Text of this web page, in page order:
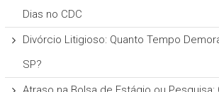
Dias no CDC
Divórcio Litigioso: Quanto Tempo
SP?